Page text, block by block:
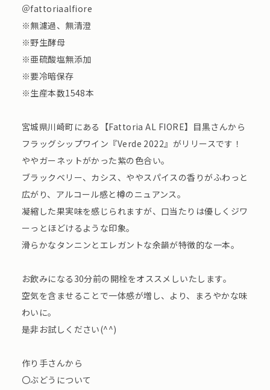
＠fattoriaalfiore
※無濾過、無清澄
※野生酵母
※亜硫酸塩無添加
※要冷暗保存
※生産本数1548本
宮城県川崎町にある【Fattoria AL FIORE】目黒さんから
フラッグシップワイン『Verde 2022』がリリースです！
ややガーネットがかった紫の色合い。
ブラックベリー、カシス、ややスパイスの香りがふわっと
広がり、アルコール感と樽のニュアンス。
凝縮した果実味を感じられますが、口当たりは優しくジワ
ーっとほどけるような印象。
滑らかなタンニンとエレガントな余韻が特徴的な一本。
お飲みになる30分前の開栓をオススメしいたします。
空気を含ませることで一体感が増し、より、まろやかな味
わいに。
是非お試しください(^^)
作り手さんから
〇ぶどうについて